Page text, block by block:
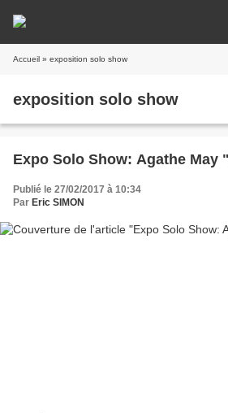
Accueil » exposition solo show
exposition solo show
Expo Solo Show: Agathe May
Publié le 27/02/2017 à 10:34
Par Eric SIMON